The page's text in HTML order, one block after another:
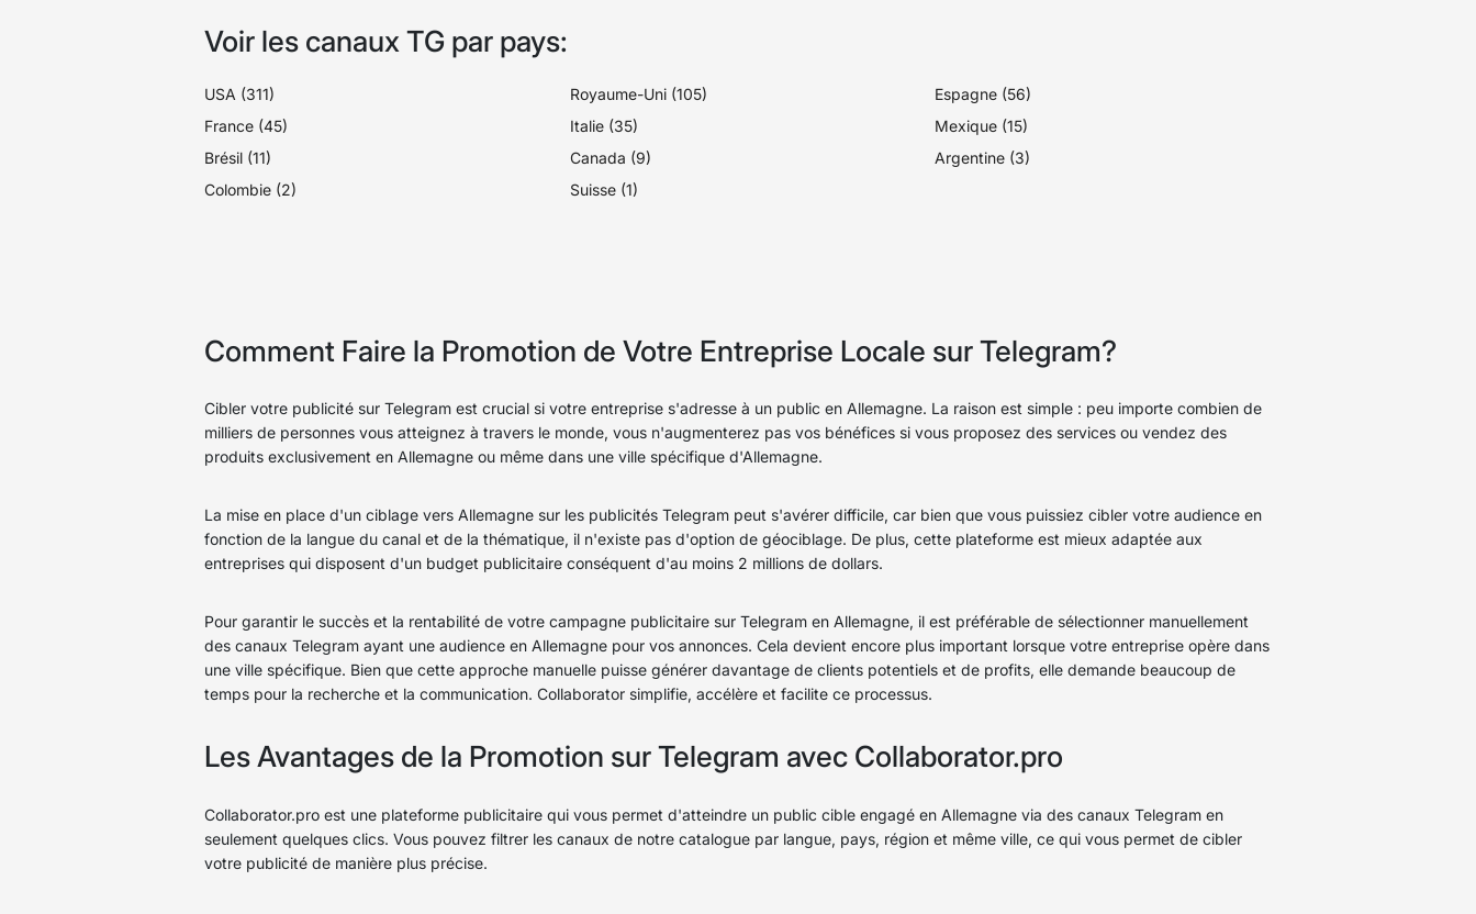
Voir les canaux TG par pays:
USA (311) Royaume-Uni (105)
Espagne (56)
France (45)
Italie (35)
Mexique (15)
Brésil (11)
Canada (9)
Argentine (3)
Colombie (2)
Suisse (1)
Comment Faire la Promotion de Votre Entreprise Locale sur Telegram?
Cibler votre publicité sur Telegram est crucial si votre entreprise s'adresse à un public en Allemagne. La raison est simple : peu importe combien de
milliers de personnes vous atteignez à travers le monde, vous n'augmenterez pas vos bénéfices si vous proposez des services ou vendez des
produits exclusivement en Allemagne ou même dans une ville spécifique d'Allemagne.
La mise en place d'un ciblage vers Allemagne sur les publicités Telegram peut s'avérer difficile, car bien que vous puissiez cibler votre audience en
fonction de la langue du canal et de la thématique, il n'existe pas d'option de géociblage. De plus, cette plateforme est mieux adaptée aux
entreprises qui disposent d'un budget publicitaire conséquent d'au moins 2 millions de dollars.
Pour garantir le succès et la rentabilité de votre campagne publicitaire sur Telegram en Allemagne, il est préférable de sélectionner manuellement
des canaux Telegram ayant une audience en Allemagne pour vos annonces. Cela devient encore plus important lorsque votre entreprise opère dans
une ville spécifique. Bien que cette approche manuelle puisse générer davantage de clients potentiels et de profits, elle demande beaucoup de
temps pour la recherche et la communication. Collaborator simplifie, accélère et facilite ce processus.
Les Avantages de la Promotion sur Telegram avec Collaborator.pro
Collaborator.pro est une plateforme publicitaire qui vous permet d'atteindre un public cible engagé en Allemagne via des canaux Telegram en
seulement quelques clics. Vous pouvez filtrer les canaux de notre catalogue par langue, pays, région et même ville, ce qui vous permet de cibler
votre publicité de manière plus précise.